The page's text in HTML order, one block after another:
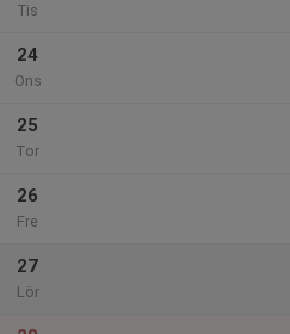
Tis
24
Ons
25
Tor
26
Fre
27
Lör